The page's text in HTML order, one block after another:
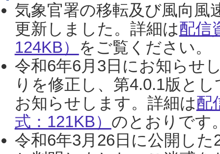
気象官署の移転及び風向風
更新しました。詳細は配信
124KB） をご覧ください。
令和6年6月3日にお知らせ
りを修正し、第4.0.1版と
お知らせします。詳細は配
式：121KB） のとおりです
令和6年3月26日に公開し